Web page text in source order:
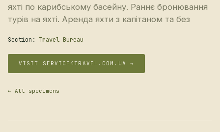
яхті по карибському басейну. Раннє бронювання
турів на яхті. Аренда яхти з капітаном та без
Section: Travel Bureau
VISIT SERVICE4TRAVEL.COM.UA →
← All specimens